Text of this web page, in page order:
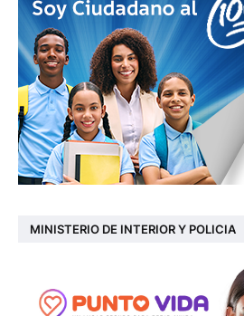
MINISTERIO DE INTERIOR Y POLICIA